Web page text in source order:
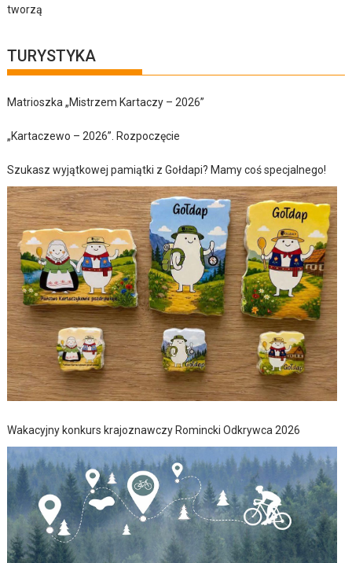
tworzą
TURYSTYKA
Matrioszka „Mistrzem Kartaczy – 2026”
„Kartaczewo – 2026”. Rozpoczęcie
Szukasz wyjątkowej pamiątki z Gołdapi? Mamy coś specjalnego!
Wakacyjny konkurs krajoznawczy Romincki Odkrywca 2026